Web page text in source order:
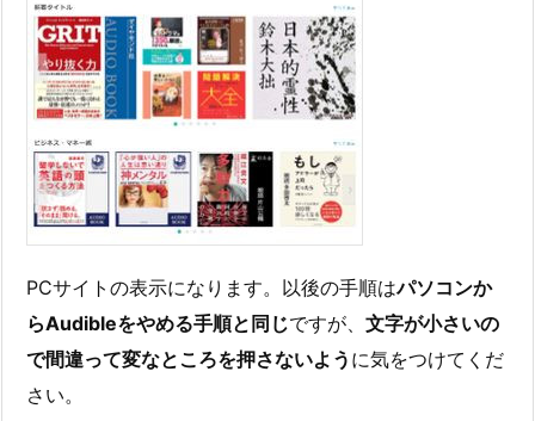
PCサイトの表示になります。以後の手順はパソコンか
らAudibleをやめる手順と同じですが、 文字が小さいの
で間違って変なところを押さないよう に気をつけてくだ
さい。